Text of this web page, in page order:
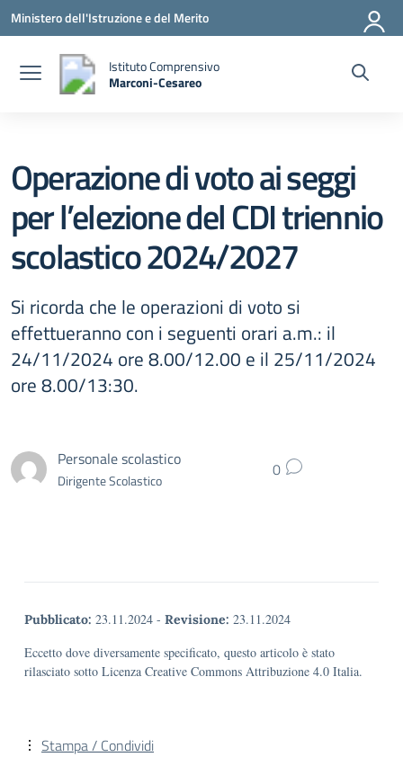
Vai ai contenuti
Vai al menu di navigazione
Vai al footer
Ministero dell'Istruzione e del Merito
Istituto Comprensivo
Marconi-Cesareo
Operazione di voto ai seggi
per l’elezione del CDI triennio
scolastico 2024/2027
Si ricorda che le operazioni di voto si
effettueranno con i seguenti orari a.m.: il
24/11/2024 ore 8.00/12.00 e il 25/11/2024
ore 8.00/13:30.
Personale scolastico
Dirigente Scolastico 0
Pubblicato: 23.11.2024 - Revisione: 23.11.2024
Eccetto dove diversamente specificato, questo articolo è stato
rilasciato sotto Licenza Creative Commons Attribuzione 4.0 Italia.
Stampa / Condividi